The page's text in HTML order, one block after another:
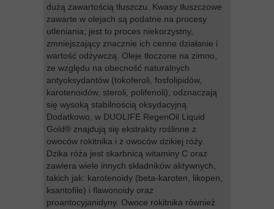
dużą zawartością tłuszczu. Kwasy tłuszczowe
zawarte w olejach są podatne na procesy
utleniania; jest to proces niekorzystny,
zmniejszający znacznie ich cenne działanie i
wartość odżywczą. Oleje tłoczone na zimno,
ze względu na obecność naturalnych
antyoksydantów (tokoferoli, fosfolipidów,
karotenoidów, steroli, polifenoli), odznaczają
się wysoką stabilnością oksydacyjną.
Dodatkowo, w DUOLIFE RegenOil Liquid
Gold® znajdują się ekstrakty roślinne z
owoców rokitnika i z owoców dzikiej róży.
Dzika róża jest skarbnicą witaminy C oraz
zawiera wiele innych składników aktywnych,
takich jak: karotenoidy (beta-karoten, likopen,
ksantofile) i flawonoidy oraz
proantocyjanidyny. Owoce rokitnika również